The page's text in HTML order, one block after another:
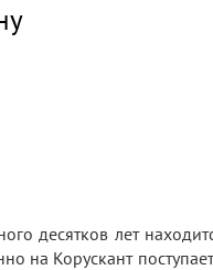
десятков лет
на Корускант